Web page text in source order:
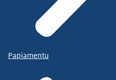
Papiamentu